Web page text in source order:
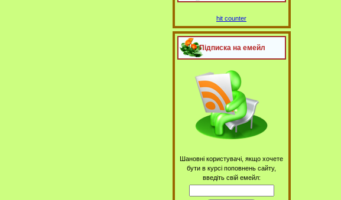
hit counter
Підписка на емейл
Шановні користувачі, якщо хочете
бути в курсі поповнень сайту,
введіть свій емейл: